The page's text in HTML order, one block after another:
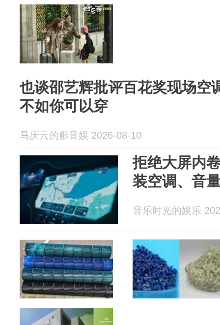
也谈邵艺辉批评百花奖现场空
不如你可以穿
马庆云的影音娱 2026-08-10
拒绝大屏内
装空调、音
音乐时光的娱乐